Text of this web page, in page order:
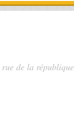
rue de la république